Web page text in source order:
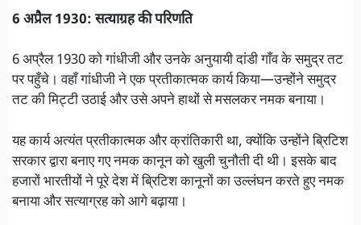
6 अप्रैल 1930: सत्याग्रह की परिणति
6 अप्रैल 1930 को गांधीजी और उनके अनुयायी दांडी गाँव के समुद्र तट
पर पहुँचे। वहाँ गांधीजी ने एक प्रतीकात्मक कार्य किया—उन्होंने समुद्र
तट की मिट्टी उठाई और उसे अपने हाथों से मसलकर नमक बनाया।
यह कार्य अत्यंत प्रतीकात्मक और क्रांतिकारी था, क्योंकि उन्होंने ब्रिटिश
सरकार द्वारा बनाए गए नमक कानून को खुली चुनौती दी थी। इसके बाद
हजारों भारतीयों ने पूरे देश में ब्रिटिश कानूनों का उल्लंघन करते हुए नमक
बनाया और सत्याग्रह को आगे बढ़ाया।